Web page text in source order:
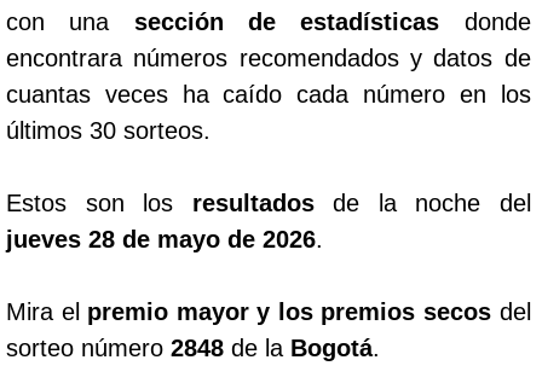
con una sección de estadísticas donde
encontrara números recomendados y datos de
cuantas veces ha caído cada número en los
últimos 30 sorteos.
Estos son los resultadosde la noche del
jueves 28 de mayo de 2026.
Mira el premio mayor y los premios secosdel
sorteo número 2848 de la Bogotá.